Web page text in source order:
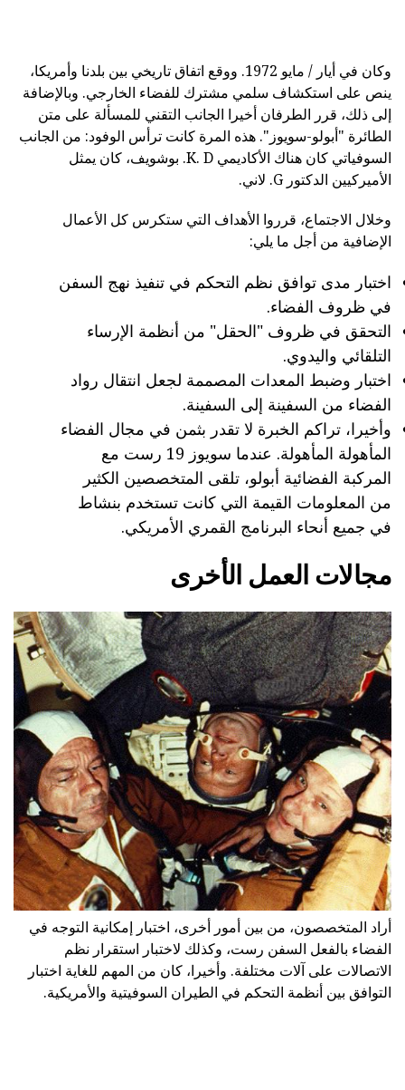
وكان في أيار / مايو 1972. ووقع اتفاق تاريخي بين بلدنا وأمريكا،
ينص على استكشاف سلمي مشترك للفضاء الخارجي. وبالإضافة
إلى ذلك، قرر الطرفان أخيرا الجانب التقني للمسألة على متن
الطائرة "أبولو-سويوز". هذه المرة كانت ترأس الوفود: من الجانب
السوفياتي كان هناك الأكاديمي K. D. بوشويف، كان يمثل
الأميركيين الدكتور G. لاني.
وخلال الاجتماع، قرروا الأهداف التي ستكرس كل الأعمال
الإضافية من أجل ما يلي:
اختبار مدى توافق نظم التحكم في تنفيذ نهج السفن
في ظروف الفضاء.
التحقق في ظروف "الحقل" من أنظمة الإرساء
التلقائي واليدوي.
اختبار وضبط المعدات المصممة لجعل انتقال رواد
الفضاء من السفينة إلى السفينة.
وأخيرا، تراكم الخبرة لا تقدر بثمن في مجال الفضاء
المأهولة المأهولة. عندما سويوز 19 رست مع
المركبة الفضائية أبولو، تلقى المتخصصين الكثير
من المعلومات القيمة التي كانت تستخدم بنشاط
في جميع أنحاء البرنامج القمري الأمريكي.
مجالات العمل الأخرى
أراد المتخصصون، من بين أمور أخرى، اختبار إمكانية التوجه في
الفضاء بالفعل السفن رست، وكذلك لاختبار استقرار نظم
الاتصالات على آلات مختلفة. وأخيرا، كان من المهم للغاية اختبار
التوافق بين أنظمة التحكم في الطيران السوفيتية والأمريكية.